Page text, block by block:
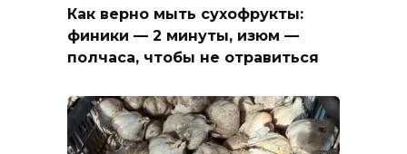
Как верно мыть сухофрукты:
финики — 2 минуты, изюм —
полчаса, чтобы не отравиться